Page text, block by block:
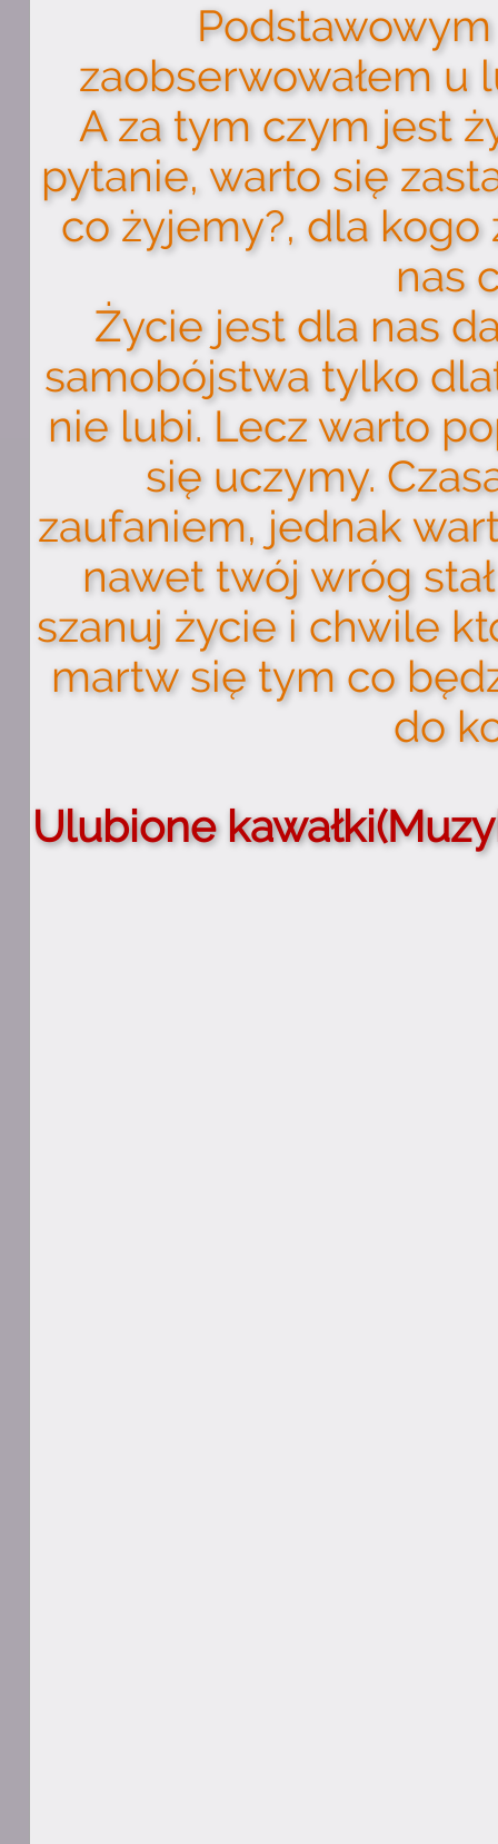
zaobserwowałem u
A za tym czym jest
pytanie, warto się
co żyjemy?, dla
nas
Życie jest dla nas
samobójstwa tylko
nie lubi. Lecz warto
się uczymy.
zaufaniem, jednak
nawet twój wróg
szanuj życie i chwile
martw się tym co
do
Ulubione